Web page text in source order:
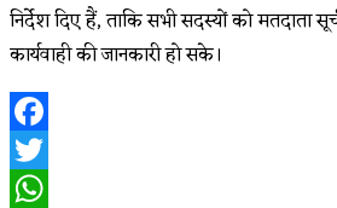
निर्देश दिए हैं, ताकि सभी सदस्यों को मतदाता
कार्यवाही की जानकारी हो सके।
Facebook
Twitter